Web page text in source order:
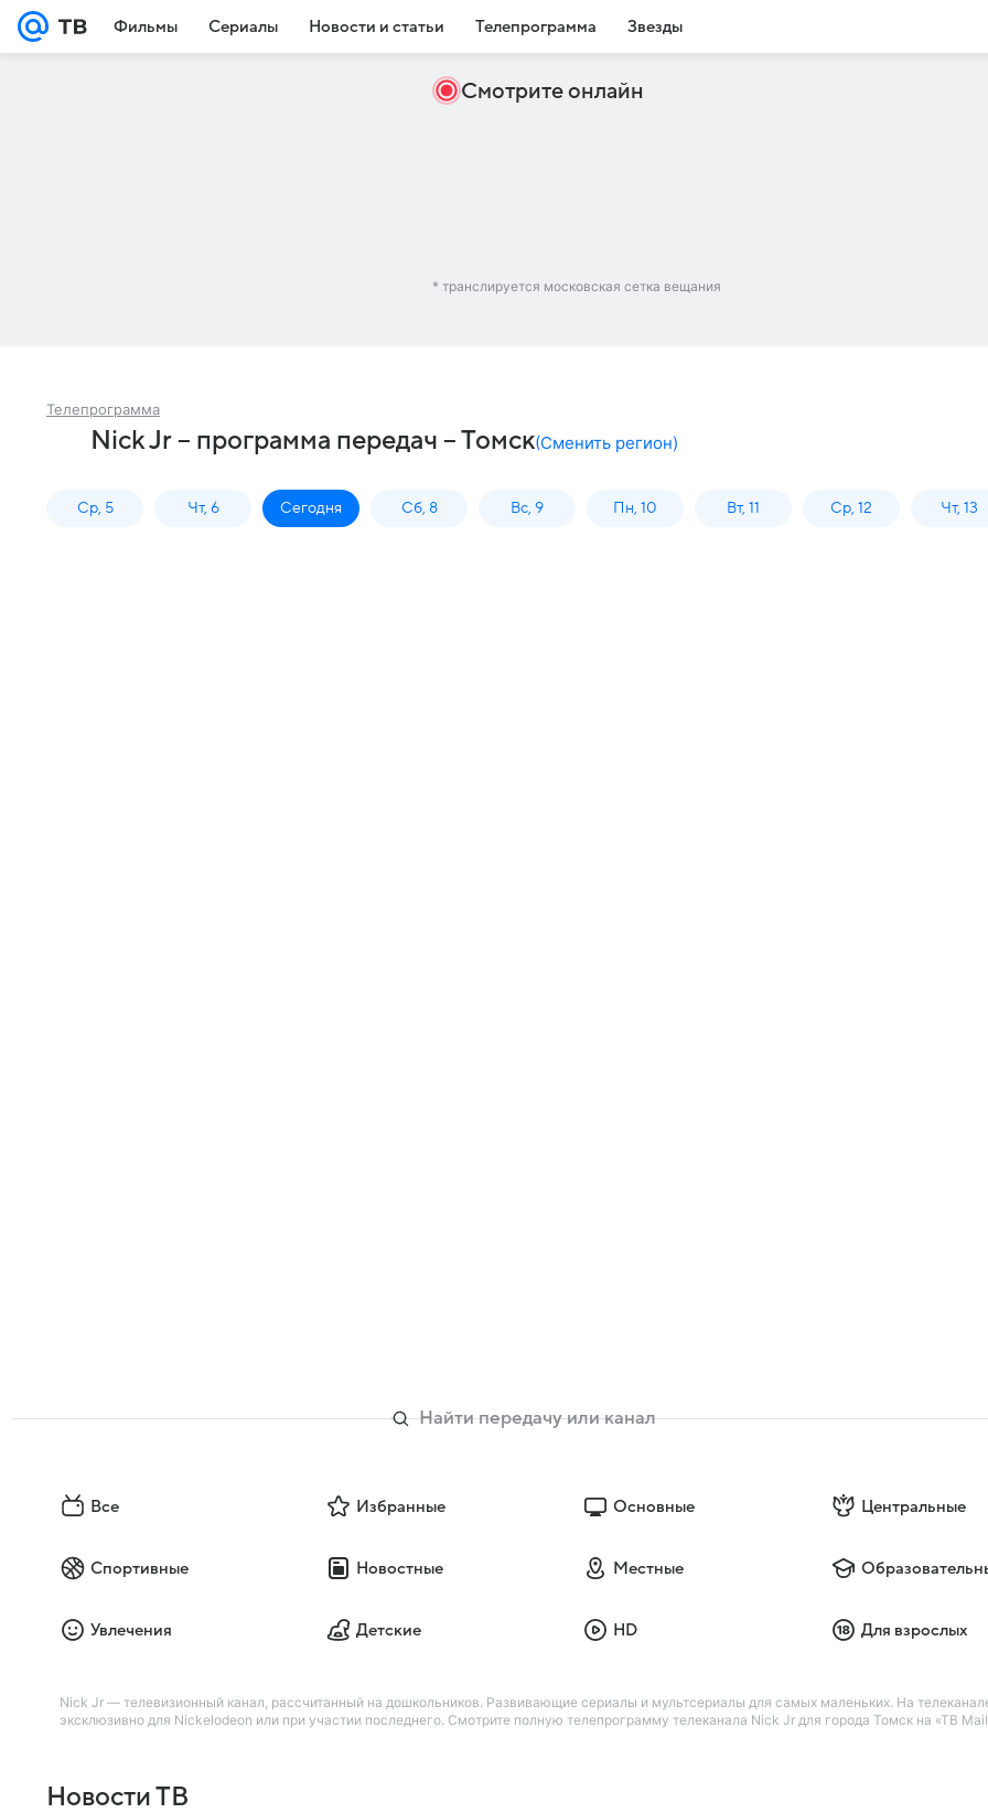
Фильмы Сериалы Новости и статьи Телепрограмма Звезды
Смотрите онлайн
* транслируется московская сетка вещания
Телепрограмма
Nick Jr – программа передач – Томск(Сменить регион)
Ср, 5 Чт, 6 Сегодня Сб, 8 Вс, 9 Пн, 10 Вт, 11 Ср, 12 Чт, 13
Все Избранные Основные Центральные
Спортивные Новостные Местные
Увлечения Детские HD Для взрослых
Nick Jr — телевизионный канал, рассчитанный на дошкольников. Развивающие сериалы и мультсериалы для самых маленьких. На
эксклюзивно для Nickelodeon или при участии последнего. Смотрите полную телепрограмму телеканала Nick Jr для города Томск на «ТВ
Новости ТВ